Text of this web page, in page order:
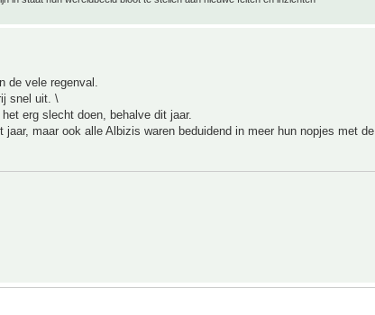
de vele regenval.
snel uit. \
erg slecht doen, behalve dit jaar.
jaar, maar ook alle Albizis waren beduidend in meer hun nopjes met de